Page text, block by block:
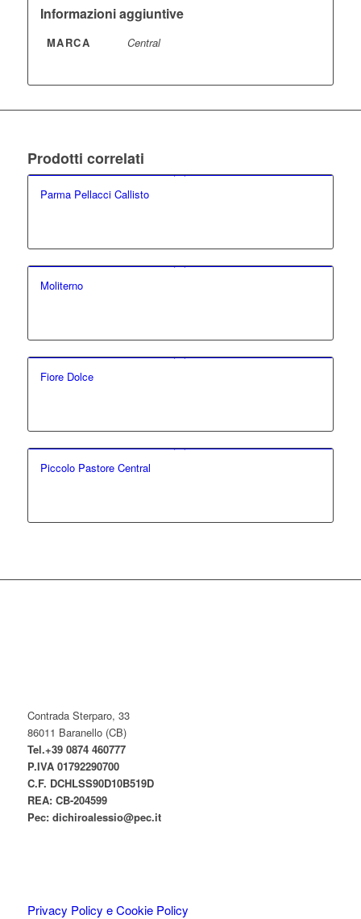
Informazioni aggiuntive
MARCA Central
Prodotti correlati
Parma Pellacci Callisto
Moliterno
Fiore Dolce
Piccolo Pastore Central
Contrada Sterparo, 33
86011 Baranello (CB)
Tel.+39 0874 460777
P.IVA 01792290700
C.F. DCHLSS90D10B519D
REA: CB-204599
Pec: dichiroalessio@pec.it
Privacy Policy e Cookie Policy